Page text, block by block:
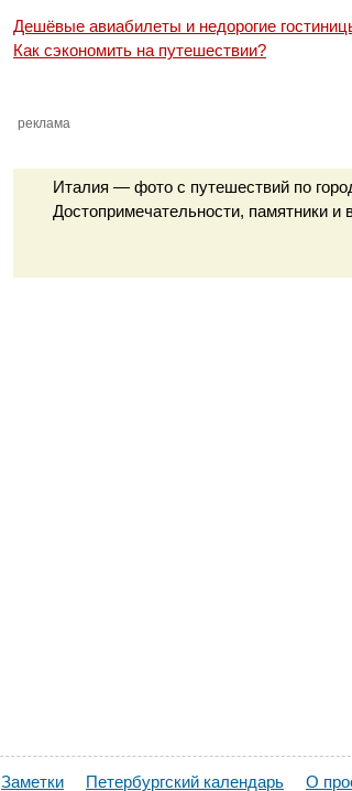
Дешёвые авиабилеты и недорогие
Как сэкономить на путешествии?
реклама
Италия — фото с путешествий по
Достопримечательности, памятники
Заметки Петербургский календарь О